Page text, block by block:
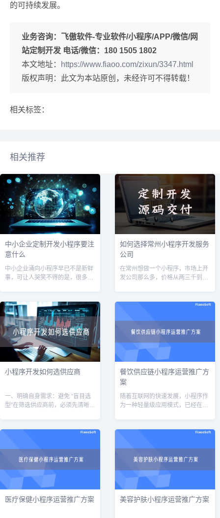
的可持续发展。
业务咨询： 飞傲软件-专业软件/小程序/APP/微信/网
站定制开发 电话/微信：180 1505 1802
本文地址：
https://www.fiaoo.com/zixun/3347.html
版权声明：此文为本站原创，未经许可不得转载！
相关标签：
相关推荐
中小企业定制开发小程序要注
意什么
中小企业涌向小程序早已不是新鲜
事，可让人哭笑不得的是，很多老
设”。问题往往不出在技术，而出在
决策和认知
如何选择常州小程序开发服务
公司
在常州想做一个小程序，市场上开
发公司那么多，价格从两三千到两
和创业者，也踩过一些坑，今天就
小程序开发如何选供应商
一、明确自身需求：避免 “盲目选
型”在筛选供应商前，必须先清晰定
求可从以下维度梳理：1. 业务场景
餐饮供应链小程序运营推广方
案
随着互联网的快速发展，小程序作
为一种轻量级应用模式，已经在各
种创新的运营方式，可以帮助餐饮
医疗保健小程序运营推广方案 美容护肤小程序运营推广方案